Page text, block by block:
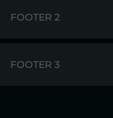
FOOTER 2
FOOTER 3